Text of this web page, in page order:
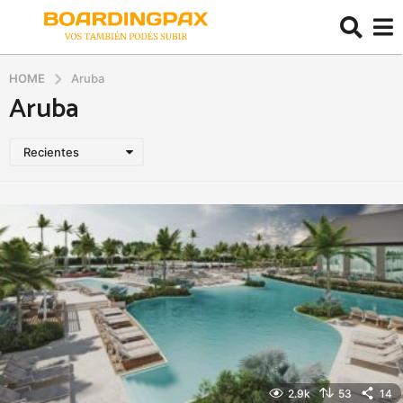
HOME Aruba
Aruba
Recientes
2.9k 53 14